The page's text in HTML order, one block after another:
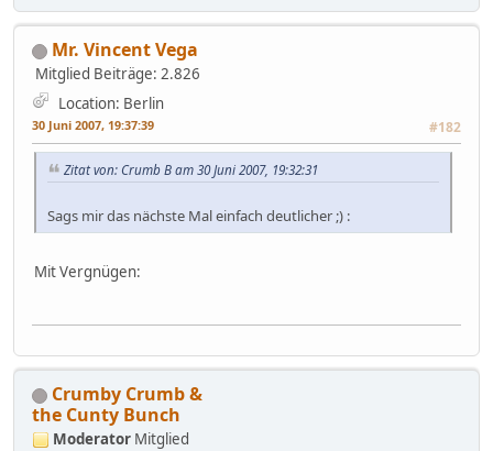
Mr. Vincent Vega
Mitglied Beiträge: 2.826
Location: Berlin
30 Juni 2007, 19:37:39 #182
Zitat von: Crumb B am 30 Juni 2007, 19:32:31
Sags mir das nächste Mal einfach deutlicher ;) :
Mit Vergnügen:
Crumby Crumb &
the Cunty Bunch
Moderator Mitglied